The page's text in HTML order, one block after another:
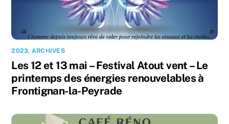
2023, ARCHIVES
Les 12 et 13 mai – Festival Atout vent – Le
printemps des énergies renouvelables à
Frontignan-la-Peyrade